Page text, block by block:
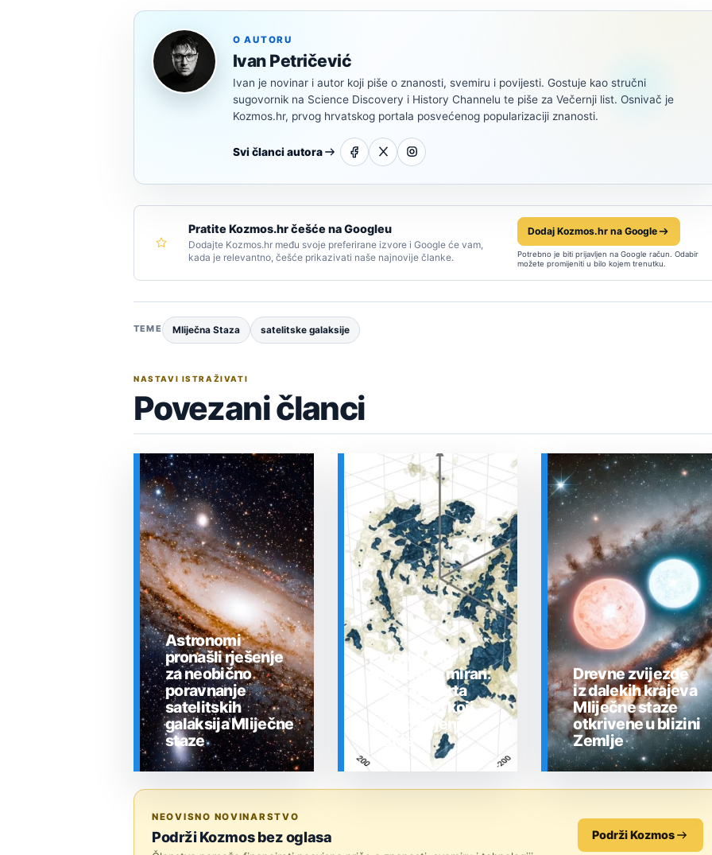
O AUTORU
Ivan Petričević
Ivan je novinar i autor koji piše o znanosti, svemiru i povijesti. Gostuje kao stručni
sugovornik na Science Discovery i History Channelu te piše za Večernji list. Osnivač je
Kozmos.hr, prvog hrvatskog portala posvećenog popularizaciji znanosti.
Svi članci autora
Pratite Kozmos.hr češće na Googleu
Dodajte Kozmos.hr među svoje preferirane izvore i Google će vam,
kada je relevantno, češće prikazivati naše najnovije članke.
Dodaj Kozmos.hr na Google
Potrebno je biti prijavljen na Google račun. Odabir
možete promijeniti u bilo kojem trenutku.
TEME Mliječna Staza satelitske galaksije
NASTAVI ISTRAŽIVATI
Povezani članci
Astronomi
pronašli rješenje
za neobično
poravnanje
satelitskih
galaksija Mliječne
staze
Prostor oko
Sunca nije miran:
nova 3D karta
otkrila plin koji
stalno mijenja
stanje
Drevne zvijezde
iz dalekih krajeva
Mliječne staze
otkrivene u blizini
Zemlje
NEOVISNO NOVINARSTVO
Podrži Kozmos bez oglasa Podrži Kozmos